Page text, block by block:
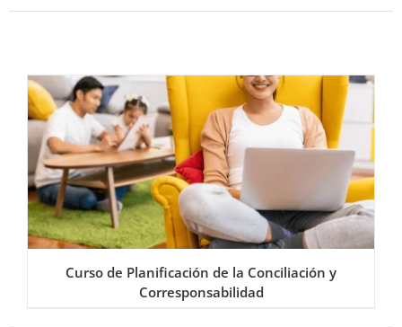
Curso de Planificación de la Conciliación y
Corresponsabilidad